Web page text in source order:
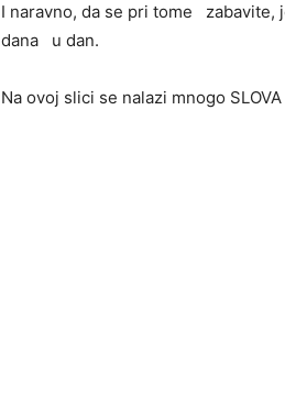
I naravno, da se pri tome zabavite,
dana u dan.
Na ovoj slici se nalazi mnogo